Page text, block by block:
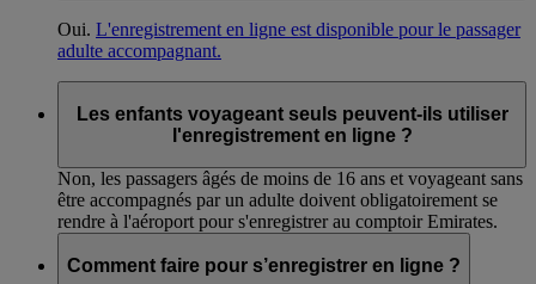
Oui. L'enregistrement en ligne est disponible pour le passager
adulte accompagnant.
Les enfants voyageant seuls peuvent-ils utiliser
l'enregistrement en ligne ?
Non, les passagers âgés de moins de 16 ans et voyageant sans
être accompagnés par un adulte doivent obligatoirement se
rendre à l'aéroport pour s'enregistrer au comptoir Emirates.
Comment faire pour s’enregistrer en ligne ?